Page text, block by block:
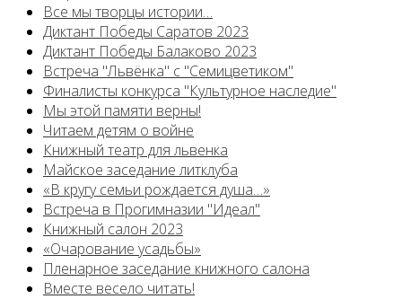
Все мы творцы истории…
Диктант Победы Саратов 2023
Диктант Победы Балаково 2023
Встреча "Львёнка" с "Семицветиком"
Финалисты конкурса "Культурное наследие"
Мы этой памяти верны!
Читаем детям о войне
Книжный театр для львенка
Майское заседание литклуба
«В кругу семьи рождается душа…»
Встреча в Прогимназии "Идеал"
Книжный салон 2023
«Очарование усадьбы»
Пленарное заседание книжного салона
Вместе весело читать!